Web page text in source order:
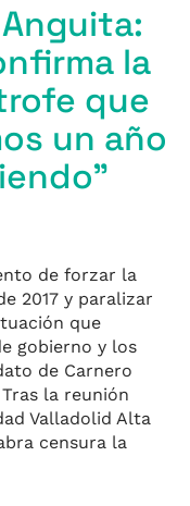
la
que
un año
de forzar la
2017 y paralizar
que
gobierno y los
de Carnero
la reunión
Valladolid Alta
censura la